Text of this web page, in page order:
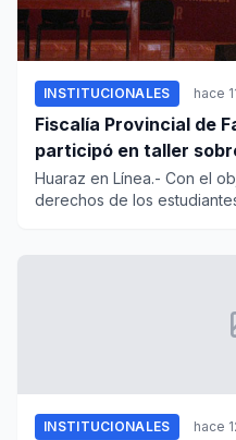
INSTITUCIONALES hace
Fiscalía Provincial de
participó en taller
Educando
Huaraz en Línea.- Con el
derechos de los
INSTITUCIONALES hace